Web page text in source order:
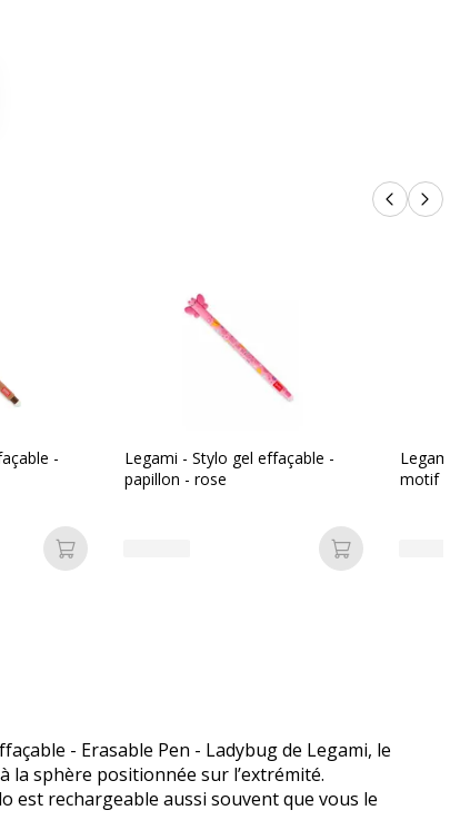
Produits
-
Ajouter au panier
Legami - Stylo gel effaçable -
papillon - rose
Ajouter au
Legami -
motif
- Erasable Pen - Ladybug de Legami, le
sphère positionnée sur l’extrémité.
est rechargeable aussi souvent que vous le